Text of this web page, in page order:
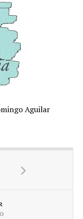
Aguilar